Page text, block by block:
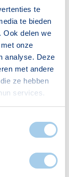
te
te bieden
Ook delen we
onze
analyse. Deze
met andere
ze hebben
services.
Zo vind je